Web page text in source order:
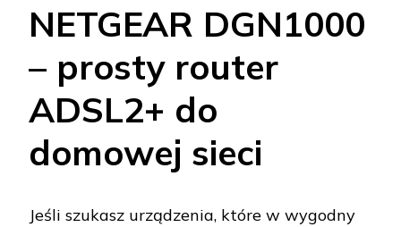
NETGEAR DGN1000
– prosty router
ADSL2+ do
domowej sieci
Jeśli szukasz urządzenia, które w wygodny